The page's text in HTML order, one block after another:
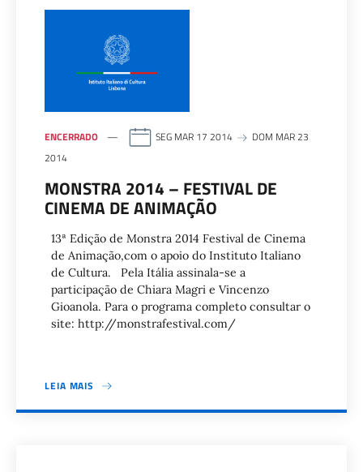
ENCERRADO SEG MAR 17 2014
DOM MAR 23
2014
MONSTRA 2014 – FESTIVAL DE
CINEMA DE ANIMAÇÃO
13ª Edição de Monstra 2014 Festival de Cinema
de Animação,com o apoio do Instituto Italiano
de Cultura. Pela Itália assinala-se a
participação de Chiara Magri e Vincenzo
Gioanola. Para o programa completo consultar o
site: http://monstrafestival.com/
LEIA MAIS